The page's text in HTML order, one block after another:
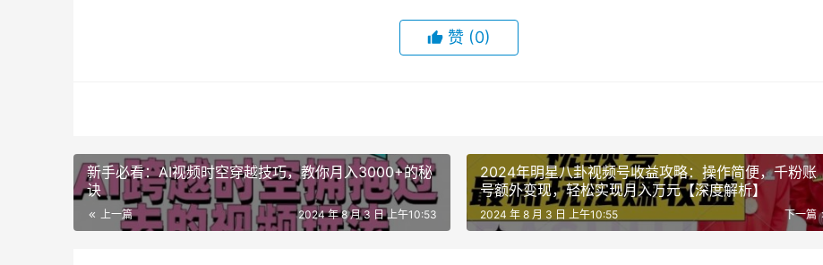
赞 (0)
新手必看：AI视频时空穿越技巧，教你月入3000+的秘
诀
上一篇 2024 年 8 月 3 日 上午10:53
2024年明星八卦视频号收益攻略：操作简便，千粉账
号额外变现，轻松实现月入万元【深度解析】
下一篇
2024 年 8 月 3 日 上午10:55